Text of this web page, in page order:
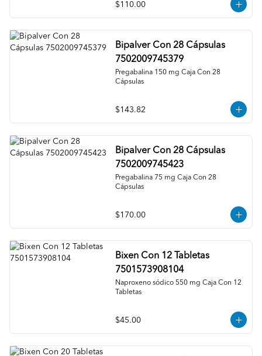
$110.00
Bipalver Con 28 Cápsulas
7502009745379
Pregabalina 150 mg Caja Con 28
Cápsulas
$143.82
Bipalver Con 28 Cápsulas
7502009745423
Pregabalina 75 mg Caja Con 28
Cápsulas
$170.00
Bixen Con 12 Tabletas
7501573908104
Naproxeno sódico 550 mg Caja Con 12
Tabletas
$45.00